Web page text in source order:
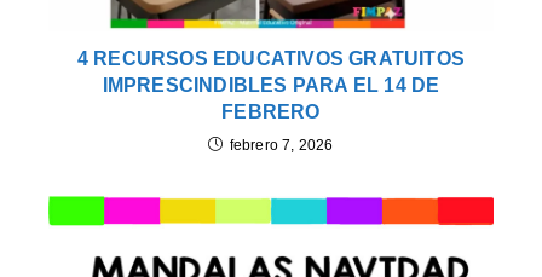
4 RECURSOS EDUCATIVOS GRATUITOS
IMPRESCINDIBLES PARA EL 14 DE
FEBRERO
febrero 7, 2026